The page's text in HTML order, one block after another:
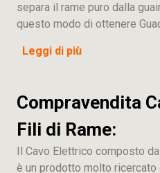
separa il rame puro dalla
questo modo di ottenere
Leggi di più
Compravendita
Fili di Rame:
Il Cavo Elettrico composto
è un prodotto molto